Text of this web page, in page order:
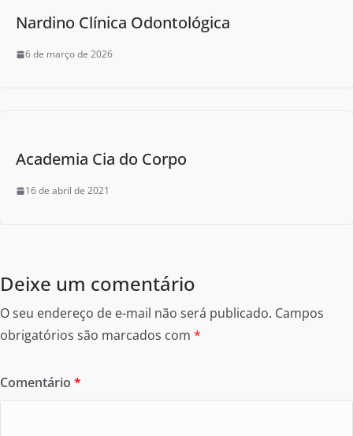
Nardino Clínica Odontológica
6 de março de 2026
Academia Cia do Corpo
16 de abril de 2021
Deixe um comentário
O seu endereço de e-mail não será publicado. Campos
obrigatórios são marcados com *
Comentário *